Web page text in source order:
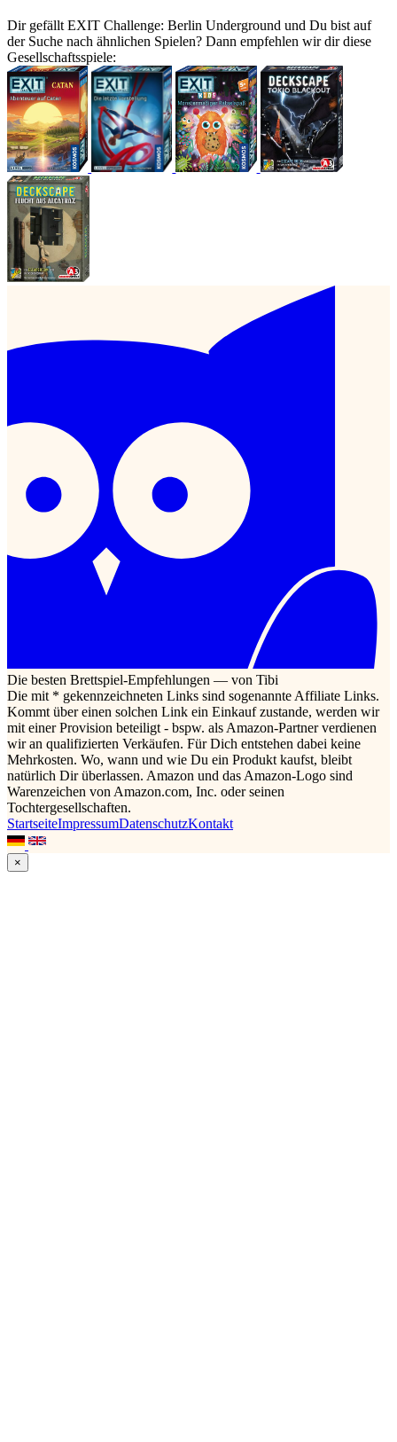
Dir gefällt EXIT Challenge: Berlin Underground und Du bist auf
der Suche nach ähnlichen Spielen? Dann empfehlen wir dir diese
Gesellschaftsspiele:
Die besten Brettspiel-Empfehlungen — von Tibi
Die mit * gekennzeichneten Links sind sogenannte Affiliate Links.
Kommt über einen solchen Link ein Einkauf zustande, werden wir
mit einer Provision beteiligt - bspw. als Amazon-Partner verdienen
wir an qualifizierten Verkäufen. Für Dich entstehen dabei keine
Mehrkosten. Wo, wann und wie Du ein Produkt kaufst, bleibt
natürlich Dir überlassen. Amazon und das Amazon-Logo sind
Warenzeichen von Amazon.com, Inc. oder seinen
Tochtergesellschaften.
StartseiteImpressumDatenschutzKontakt
×